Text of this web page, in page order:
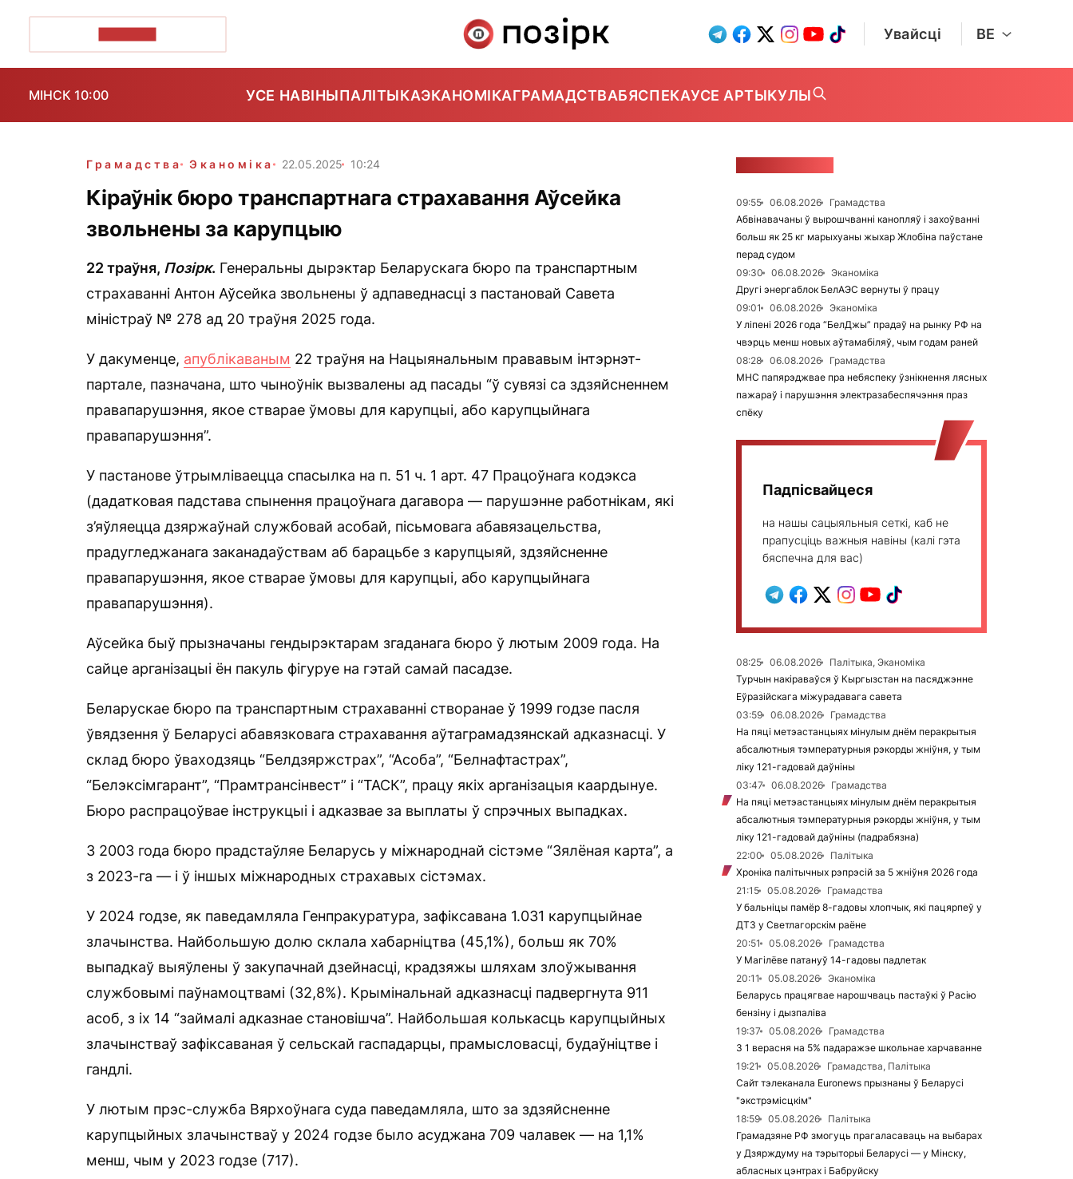
Увайсці BE
МІНСК 10:00 УСЕ НАВІНЫПАЛІТЫКАЭКАНОМІКАГРАМАДСТВАБЯСПЕКАУСЕ АРТЫКУЛЫ
Грамадства Эканоміка 22.05.2025 10:24
Кіраўнік бюро транспартнага страхавання Аўсейка
звольнены за карупцыю
22 траўня, Позірк. Генеральны дырэктар Беларускага бюро па транспартным
страхаванні Антон Аўсейка звольнены ў адпаведнасці з пастановай Савета
міністраў № 278 ад 20 траўня 2025 года.
У дакуменце, апублікаваным 22 траўня на Нацыянальным прававым інтэрнэт-
партале, пазначана, што чыноўнік вызвалены ад пасады “ў сувязі са здзяйсненнем
правапарушэння, якое стварае ўмовы для карупцыі, або карупцыйнага
правапарушэння”.
У пастанове ўтрымліваецца спасылка на п. 51 ч. 1 арт. 47 Працоўнага кодэкса
(дадатковая падстава спынення працоўнага дагавора — парушэнне работнікам, які
з’яўляецца дзяржаўнай службовай асобай, пісьмовага абавязацельства,
прадугледжанага заканадаўствам аб барацьбе з карупцыяй, здзяйсненне
правапарушэння, якое стварае ўмовы для карупцыі, або карупцыйнага
правапарушэння).
Аўсейка быў прызначаны гендырэктарам згаданага бюро ў лютым 2009 года. На
сайце арганізацыі ён пакуль фігуруе на гэтай самай пасадзе.
Беларускае бюро па транспартным страхаванні створанае ў 1999 годзе пасля
ўвядзення ў Беларусі абавязковага страхавання аўтаграмадзянскай адказнасці. У
склад бюро ўваходзяць “Белдзяржстрах”, “Асоба”, “Белнафтастрах”,
“Белэксімгарант”, “Прамтрансінвест” і “ТАСК”, працу якіх арганізацыя каардынуе.
Бюро распрацоўвае інструкцыі і адказвае за выплаты ў спрэчных выпадках.
З 2003 года бюро прадстаўляе Беларусь у міжнароднай сістэме “Зялёная карта”, а
з 2023-га — і ў іншых міжнародных страхавых сістэмах.
У 2024 годзе, як паведамляла Генпракуратура, зафіксавана 1.031 карупцыйнае
злачынства. Найбольшую долю склала хабарніцтва (45,1%), больш як 70%
выпадкаў выяўлены ў закупачнай дзейнасці, крадзяжы шляхам злоўжывання
службовымі паўнамоцтвамі (32,8%). Крымінальнай адказнасці падвергнута 911
асоб, з іх 14 “займалі адказнае становішча”. Найбольшая колькасць карупцыйных
злачынстваў зафіксаваная ў сельскай гаспадарцы, прамысловасці, будаўніцтве і
гандлі.
У лютым прэс-служба Вярхоўнага суда паведамляла, што за здзяйсненне
карупцыйных злачынстваў у 2024 годзе было асуджана 709 чалавек — на 1,1%
менш, чым у 2023 годзе (717).
09:55 06.08.2026
Грамадства
Абвінавачаны ў вырошчванні канопляў і захоўванні
больш як 25 кг марыхуаны жыхар Жлобіна паўстане
перад судом
09:30
06.08.2026
Эканоміка
Другі энергаблок БелАЭС вернуты ў працу
09:01
06.08.2026
Эканоміка
У ліпені 2026 года “БелДжы” прадаў на рынку РФ на
чвэрць менш новых аўтамабіляў, чым годам раней
08:28
06.08.2026
Грамадства
МНС папярэджвае пра небяспеку ўзнікнення лясных
пажараў і парушэння электразабеспячэння праз
спёку
Падпісвайцеся
на нашы сацыяльныя сеткі, каб не
прапусціць важныя навіны (калі гэта
бяспечна для вас)
08:25 06.08.2026
Палітыка, Эканоміка
Турчын накіраваўся ў Кыргызстан на пасяджэнне
Еўразійскага міжурадавага савета
03:59
06.08.2026
Грамадства
На пяці метэастанцыях мінулым днём перакрытыя
абсалютныя тэмпературныя рэкорды жніўня, у тым
ліку 121-гадовай даўніны
03:47
06.08.2026
Грамадства
На пяці метэастанцыях мінулым днём перакрытыя
абсалютныя тэмпературныя рэкорды жніўня, у тым
ліку 121-гадовай даўніны (падрабязна)
22:00
05.08.2026
Палітыка
Хроніка палітычных рэпрэсій за 5 жніўня 2026 года
21:15
05.08.2026
Грамадства
У бальніцы памёр 8-гадовы хлопчык, які пацярпеў у
ДТЗ у Светлагорскім раёне
20:51
05.08.2026
Грамадства
У Магілёве патануў 14-гадовы падлетак
20:11
05.08.2026
Эканоміка
Беларусь працягвае нарошчваць пастаўкі ў Расію
бензіну і дызпаліва
19:37
05.08.2026
Грамадства
З 1 верасня на 5% падаражэе школьнае харчаванне
19:21
05.08.2026
Грамадства, Палітыка
Сайт тэлеканала Euronews прызнаны ў Беларусі
"экстрэмісцкім"
18:59
05.08.2026
Палітыка
Грамадзяне РФ змогуць прагаласаваць на выбарах
у Дзярждуму на тэрыторыі Беларусі — у Мінску,
абласных цэнтрах і Бабруйску